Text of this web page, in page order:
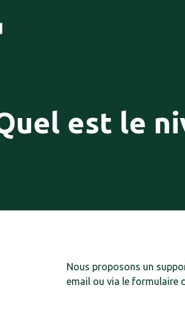
est le
Nous proposons un
email ou via le formulaire